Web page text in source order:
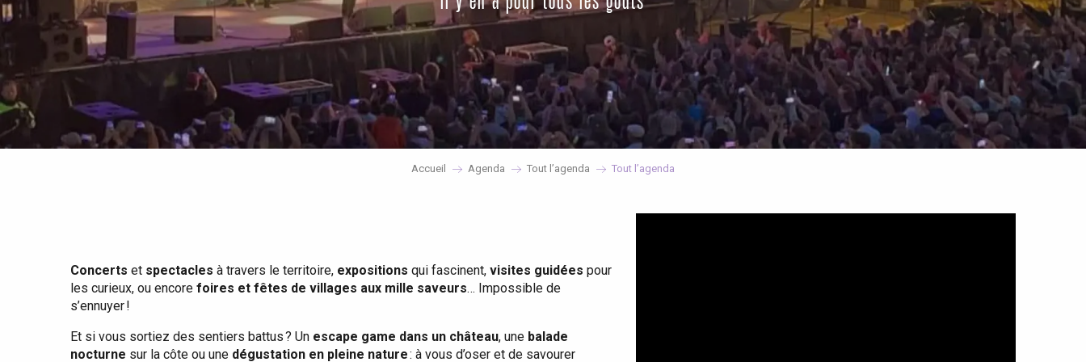
Tout l'agenda
Eté
Quand il pleut
Avec les enfants
Entre amis
Lieux branchés
Meilleurs brunch
Restaurants avec vue
Séjours en bord de
mer
Séjours en train
Accueil Agenda Tout l’agenda Tout l’agenda
Concerts et spectacles à travers le territoire, expositions qui fascinent, visites guidées pour
les curieux, ou encore foires et fêtes de villages aux mille saveurs… Impossible de
s’ennuyer !
Et si vous sortiez des sentiers battus ? Un escape game dans un château, une balade
nocturne sur la côte ou une dégustation en pleine nature: à vous d’oser et de savourer